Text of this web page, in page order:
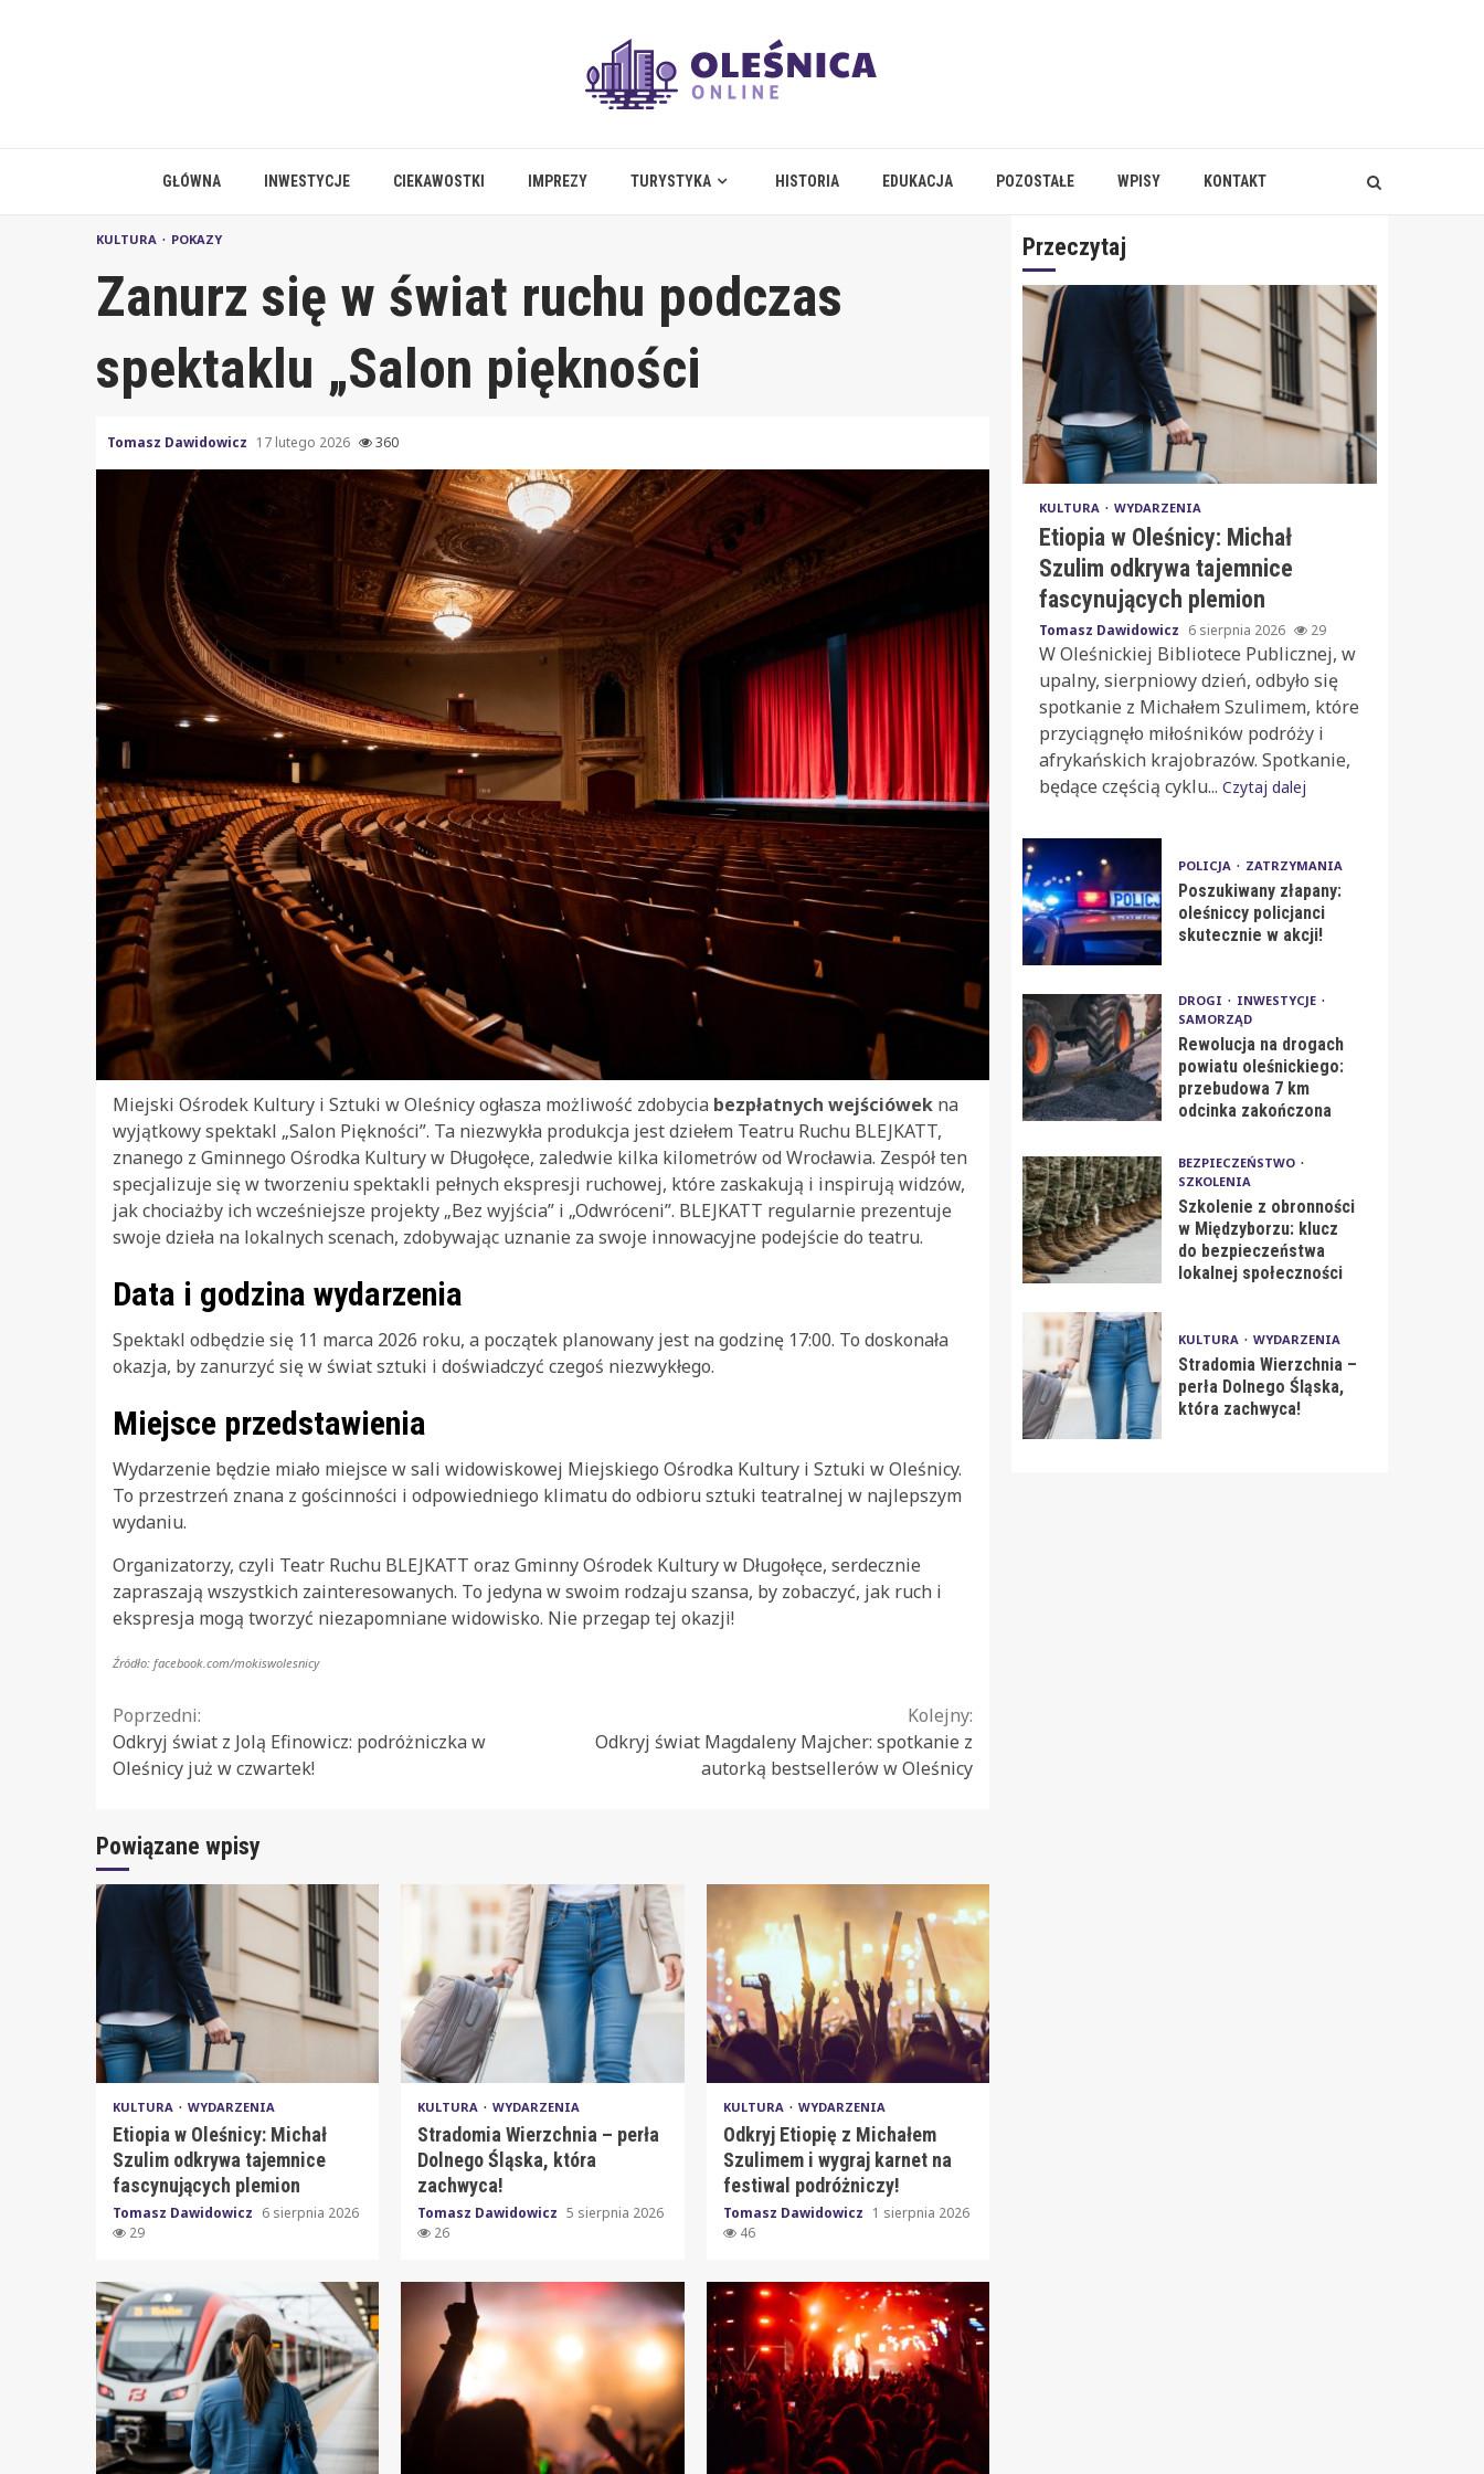
GŁÓWNA INWESTYCJE CIEKAWOSTKI IMPREZY TURYSTYKA HISTORIA EDUKACJA POZOSTAŁE WPISY KONTAKT
KULTURA POKAZY
Zanurz się w świat ruchu podczas
spektaklu „Salon piękności
Tomasz Dawidowicz 17 lutego 2026 360
Miejski Ośrodek Kultury i Sztuki w Oleśnicy ogłasza możliwość zdobycia bezpłatnych wejściówek na
wyjątkowy spektakl „Salon Piękności”. Ta niezwykła produkcja jest dziełem Teatru Ruchu BLEJKATT,
znanego z Gminnego Ośrodka Kultury w Długołęce, zaledwie kilka kilometrów od Wrocławia. Zespół ten
specjalizuje się w tworzeniu spektakli pełnych ekspresji ruchowej, które zaskakują i inspirują widzów,
jak chociażby ich wcześniejsze projekty „Bez wyjścia” i „Odwróceni”. BLEJKATT regularnie prezentuje
swoje dzieła na lokalnych scenach, zdobywając uznanie za swoje innowacyjne podejście do teatru.
Data i godzina wydarzenia
Spektakl odbędzie się 11 marca 2026 roku, a początek planowany jest na godzinę 17:00. To doskonała
okazja, by zanurzyć się w świat sztuki i doświadczyć czegoś niezwykłego.
Miejsce przedstawienia
Wydarzenie będzie miało miejsce w sali widowiskowej Miejskiego Ośrodka Kultury i Sztuki w Oleśnicy.
To przestrzeń znana z gościnności i odpowiedniego klimatu do odbioru sztuki teatralnej w najlepszym
wydaniu.
Organizatorzy, czyli Teatr Ruchu BLEJKATT oraz Gminny Ośrodek Kultury w Długołęce, serdecznie
zapraszają wszystkich zainteresowanych. To jedyna w swoim rodzaju szansa, by zobaczyć, jak ruch i
ekspresja mogą tworzyć niezapomniane widowisko. Nie przegap tej okazji!
Źródło: facebook.com/mokiswolesnicy
Continue
Reading
Poprzedni:
Odkryj świat z Jolą Efinowicz: podróżniczka w
Oleśnicy już w czwartek!
Kolejny:
Odkryj świat Magdaleny Majcher: spotkanie z
autorką bestsellerów w Oleśnicy
Powiązane wpisy
KULTURA WYDARZENIA
Etiopia w Oleśnicy: Michał
Szulim odkrywa tajemnice
fascynujących plemion
Tomasz Dawidowicz 6 sierpnia 2026
29
KULTURA WYDARZENIA
Stradomia Wierzchnia – perła
Dolnego Śląska, która
zachwyca!
Tomasz Dawidowicz 5 sierpnia 2026
26
KULTURA WYDARZENIA
Odkryj Etiopię z Michałem
Szulimem i wygraj karnet na
festiwal podróżniczy!
Tomasz Dawidowicz 1 sierpnia 2026
46
Przeczytaj
KULTURA WYDARZENIA
Etiopia w Oleśnicy: Michał
Szulim odkrywa tajemnice
fascynujących plemion
Tomasz Dawidowicz 6 sierpnia 2026 29
W Oleśnickiej Bibliotece Publicznej, w
upalny, sierpniowy dzień, odbyło się
spotkanie z Michałem Szulimem, które
przyciągnęło miłośników podróży i
afrykańskich krajobrazów. Spotkanie,
będące częścią cyklu... Czytaj dalej
POLICJA ZATRZYMANIA
Poszukiwany złapany:
oleśniccy policjanci
skutecznie w akcji!
DROGI
INWESTYCJE
SAMORZĄD
Rewolucja na drogach
powiatu oleśnickiego:
przebudowa 7 km
odcinka zakończona
BEZPIECZEŃSTWO
SZKOLENIA
Szkolenie z obronności
w Międzyborzu: klucz
do bezpieczeństwa
lokalnej społeczności
KULTURA WYDARZENIA
Stradomia Wierzchnia –
perła Dolnego Śląska,
która zachwyca!